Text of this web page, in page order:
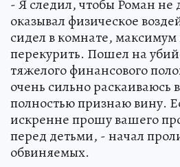
- Я следил, чтобы Роман не
оказывал физическое
сидел в комнате,
перекурить. Пошел на
тяжелого финансового
очень сильно раскаиваюсь
полностью признаю вину.
искренне прошу вашего
перед детьми, - начал
обвиняемых.